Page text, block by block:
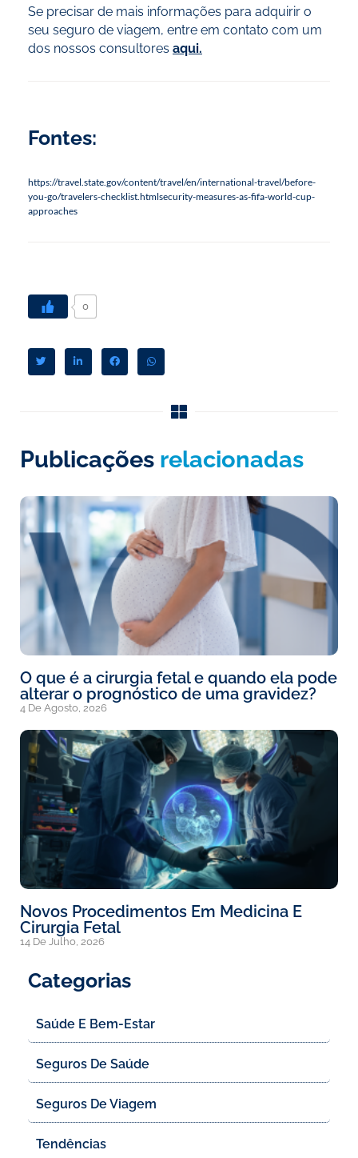
Se precisar de mais informações para adquirir o
seu seguro de viagem, entre em contato com um
dos nossos consultores aqui.
Fontes:
https://travel.state.gov/content/travel/en/international-travel/before-
you-go/travelers-checklist.htmlsecurity-measu­­res-as-fifa-world-cup-
approaches
0
Publicações relacionadas
O que é a cirurgia fetal e quando ela pode
alterar o prognóstico de uma gravidez?
4 De Agosto, 2026
Novos Procedimentos Em Medicina E
Cirurgia Fetal
14 De Julho, 2026
Categorias
Saúde E Bem-Estar
Seguros De Saúde
Seguros De Viagem
Tendências